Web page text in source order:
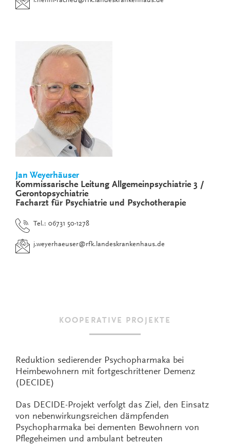
Jan Weyerhäuser
Kommissarische Leitung Allgemeinpsychiatrie 3 /
Gerontopsychiatrie
Facharzt für Psychiatrie und Psychotherapie
Tel.: 06731 50-1278
j.weyerhaeuser@rfk.landeskrankenhaus.de
KOOPERATIVE PROJEKTE
Reduktion sedierender Psychopharmaka bei
Heimbewohnern mit fortgeschrittener Demenz
(DECIDE)
Das DECIDE-Projekt verfolgt das Ziel, den Einsatz
von nebenwirkungsreichen dämpfenden
Psychopharmaka bei dementen Bewohnern von
Pflegeheimen und ambulant betreuten